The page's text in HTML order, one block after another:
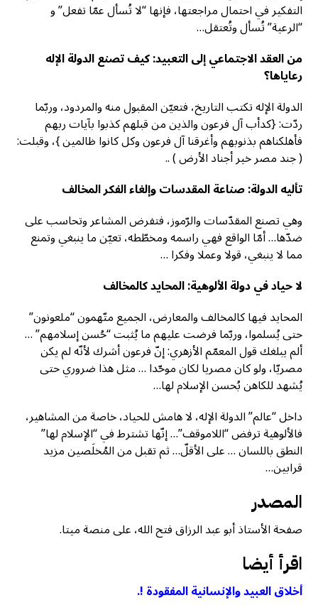
التفكير في احتمال مراجعتها، فإنها “لا تُسأل عمّا تفعل” و
“الرعية” تُسأل وتُعتقل…
من العقد الاجتماعي إلى التعبيد: كيف تصنع الدولة الإله
رعاياها؟
الدولة الإله تكتب التاريخ، فتعيّن المقبول منه والمردود، وربّما
ردّت: {كدأب آل فرعون والذين من قبلهم كذبوا بآيات ربهم
فأهلكناهم بذنوبهم وأغرقنا آل فرعون وكل كانوا ظالمين }، وقبلت:
( جند مصر خير أجناد الأرض ) ..
تأليه الدولة: صناعة المقدسات وإلغاء الفكر المخالف
وهي تصنع المقدّسات والرّموز، فتفرض المشاعر وتحاسب على
ضدّها… أمّا الواقع فهي راسمه ومخطّطه، تعيّن ما ينبغي وتمنع
مما لا ينبغي، قولا وعملا وفكرا …
لا حياد في دولة الألوهية: المحايد كالمخالف
المحايد فيها كالمخالف والمعارض، الجميع متّهمون “ملعونون”
حتى يُسلموا، وربّما فرضت عليهم ما يُثبت “حُسن إسلامهم” …
ألم يبلغك قول المعمّم الأزهري: إنّ فرعون أشرك لأنّه لم يكن
مصريّا، ولو كان مصريا لكان موحّدا … مثل هذا ضروري حتى
يُشهد للكاهن بُحسن الإسلام لها…
داخل “عالم” الدولة الإله، لا هامش للحياد، خاصة من المشاهير،
فالألوهية ترفض “اللاموقف”… إنّها تشترط في “الإسلام لها”
النطق باللسان … على الأقلّ… ثم تقبل من المُخلَصين مزيد
قرابين…
المصدر
صفحة الأستاذ أبو عبد الرزاق فتح الله، على منصة ميتا.
اقرأ أيضا
أخلاق العبيد والإنسانية المفقودة !.